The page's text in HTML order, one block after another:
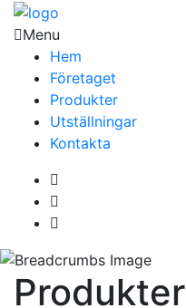
Menu
Hem
Företaget
Produkter
Utställningar
Kontakta
Produkter